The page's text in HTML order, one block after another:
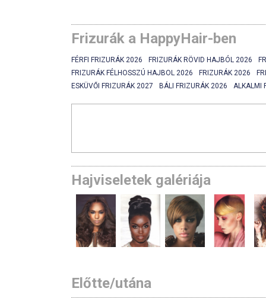
Frizurák a HappyHair-ben
FÉRFI FRIZURÁK 2026 FRIZURÁK RÖVID HAJBÓL 2026
FRIZURÁK FÉLHOSSZÚ HAJBOL 2026
FRIZURÁK 2026
ESKÜVŐI FRIZURÁK 2027
BÁLI FRIZURÁK 2026 ALKALMI
Hajviseletek galériája
Előtte/utána